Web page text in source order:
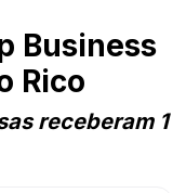
Business
Rico
receberam 1